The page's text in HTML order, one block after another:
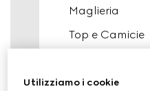
Maglieria
Top e Camicie
Abiti e Tute
Utilizziamo i cookie